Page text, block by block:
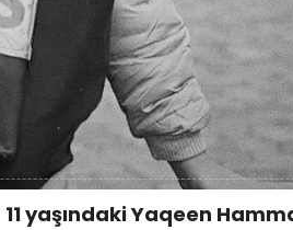
11 yaşındaki Yaqeen